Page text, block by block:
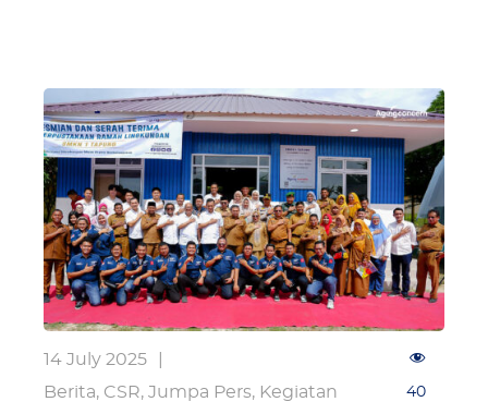
14 July 2025
Berita, CSR, Jumpa Pers, Kegiatan 40